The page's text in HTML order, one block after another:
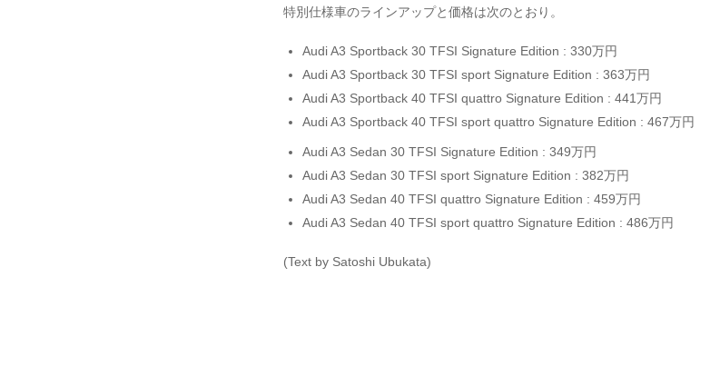
特別仕様車のラインアップと価格は次のとおり。
Audi A3 Sportback 30 TFSI Signature Edition : 330万円
Audi A3 Sportback 30 TFSI sport Signature Edition : 363万円
Audi A3 Sportback 40 TFSI quattro Signature Edition : 441万円
Audi A3 Sportback 40 TFSI sport quattro Signature Edition : 467万円
Audi A3 Sedan 30 TFSI Signature Edition : 349万円
Audi A3 Sedan 30 TFSI sport Signature Edition : 382万円
Audi A3 Sedan 40 TFSI quattro Signature Edition : 459万円
Audi A3 Sedan 40 TFSI sport quattro Signature Edition : 486万円
(Text by Satoshi Ubukata)